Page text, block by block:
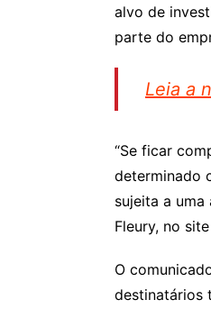
alvo de
parte do
Leia a
“Se ficar
determinado
sujeita a
Fleury, no
O
destinatários